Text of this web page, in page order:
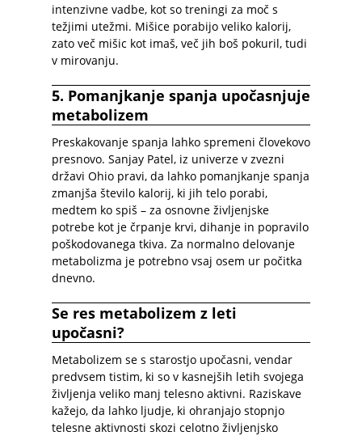
intenzivne vadbe, kot so treningi za moč s
težjimi utežmi. Mišice porabijo veliko kalorij,
zato več mišic kot imaš, več jih boš pokuril, tudi
v mirovanju.
5. Pomanjkanje spanja upočasnjuje
metabolizem
Preskakovanje spanja lahko spremeni človekovo
presnovo. Sanjay Patel, iz univerze v zvezni
državi Ohio pravi, da lahko pomanjkanje spanja
zmanjša število kalorij, ki jih telo porabi,
medtem ko spiš – za osnovne življenjske
potrebe kot je črpanje krvi, dihanje in popravilo
poškodovanega tkiva. Za normalno delovanje
metabolizma je potrebno vsaj osem ur počitka
dnevno.
Se res metabolizem z leti
upočasni?
Metabolizem se s starostjo upočasni, vendar
predvsem tistim, ki so v kasnejših letih svojega
življenja veliko manj telesno aktivni. Raziskave
kažejo, da lahko ljudje, ki ohranjajo stopnjo
telesne aktivnosti skozi celotno življenjsko